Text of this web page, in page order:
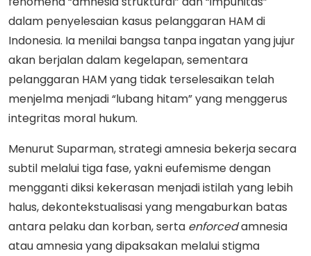
dalam penyelesaian kasus pelanggaran HAM di
Indonesia. Ia menilai bangsa tanpa ingatan yang jujur
akan berjalan dalam kegelapan, sementara
pelanggaran HAM yang tidak terselesaikan telah
menjelma menjadi “lubang hitam” yang menggerus
integritas moral hukum.
Menurut Suparman, strategi amnesia bekerja secara
subtil melalui tiga fase, yakni eufemisme dengan
mengganti diksi kekerasan menjadi istilah yang lebih
halus, dekontekstualisasi yang mengaburkan batas
antara pelaku dan korban, serta enforcedamnesia
atau amnesia yang dipaksakan melalui stigma